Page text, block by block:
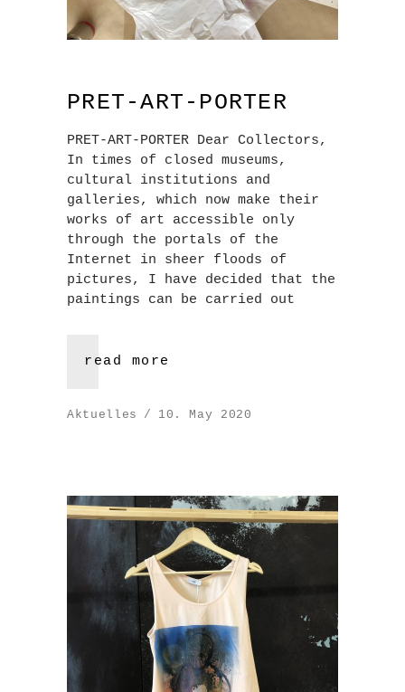
PRET-ART-PORTER
PRET-ART-PORTER Dear Collectors,
In times of closed museums,
cultural institutions and
galleries, which now make their
works of art accessible only
through the portals of the
Internet in sheer floods of
pictures, I have decided that the
paintings can be carried out
read more
Aktuelles 10. May 2020